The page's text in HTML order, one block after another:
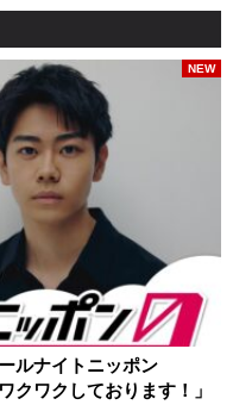
ルナイトニッポン
クワクしております！」
NEW